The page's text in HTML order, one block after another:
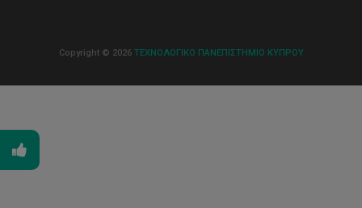
Copyright © 2026 ΤΕΧΝΟΛΟΓΙΚΟ ΠΑΝΕΠΙΣΤΗΜΙΟ ΚΥΠΡΟΥ